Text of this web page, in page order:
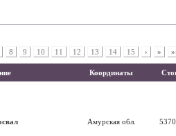
8 9 10 11 12 13 14 15 › »
Координаты
Амурская обл.